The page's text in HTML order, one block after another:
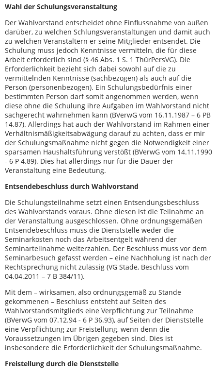
Wahl der Schulungsveranstaltung
Der Wahlvorstand entscheidet ohne Einflussnahme von außen
darüber, zu welchen Schlungsveranstaltungen und damit auch
zu welchen Veranstaltern er seine Mitglieder entsendet. Die
Schulung muss jedoch Kenntnisse vermitteln, die für diese
Arbeit erforderlich sind (§ 46 Abs. 1 S. 1 ThürPersVG). Die
Erforderlichkeit bezieht sich dabei sowohl auf die zu
vermittelnden Kenntnisse (sachbezogen) als auch auf die
Person (personenbezogen). Ein Schulungsbedürfnis einer
bestimmten Person darf somit angenommen werden, wenn
diese ohne die Schulung ihre Aufgaben im Wahlvorstand nicht
sachgerecht wahrnehmen kann (BVerwG vom 16.11.1987 – 6 PB
14.87). Allerdings hat auch der Wahlvorstand im Rahmen einer
Verhältnismäßigkeitsabwägung darauf zu achten, dass er mir
der Schulungsmaßnahme nicht gegen die Notwendigkeit einer
sparsamen Haushaltsführung verstößt (BVerwG vom 14.11.1990
- 6 P 4.89). Dies hat allerdings nur für die Dauer der
Veranstaltung eine Bedeutung.
Entsendebeschluss durch Wahlvorstand
Die Schulungsteilnahme setzt einen Entsendungsbeschluss
des Wahlvorstands voraus. Ohne diesen ist die Teilnahme an
der Veranstaltung ausgeschlossen. Ohne ordnungsgemäßen
Entsendebeschluss muss die Dienststelle weder die
Seminarkosten noch das Arbeitsentgelt während der
Seminarteilnahme weiterzahlen. Der Beschluss muss vor dem
Seminarbesuch gefasst werden – eine Nachholung ist nach der
Rechtsprechung nicht zulässig (VG Stade, Beschluss vom
04.04.2011 – 7 B 384/11).
Mit dem – wirksamen, also ordnungsgemäß zu Stande
gekommenen – Beschluss entsteht auf Seiten des
Wahlvorstandsmitglieds eine Verpflichtung zur Teilnahme
(BVerwG vom 07.12.94 - 6 P 36.93), auf Seiten der Dienststelle
eine Verpflichtung zur Freistellung, wenn denn die
Voraussetzungen im Übrigen gegeben sind. Dies ist
insbesondere die Erforderlichkeit der Schulungsmaßnahme.
Freistellung durch die Dienststelle